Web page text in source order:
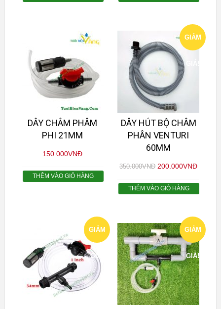
DÂY CHÂM PHÂM
PHI 21MM
150.000VNĐ
THÊM VÀO GIỎ HÀNG
GIẢM
DÂY HÚT BỘ CHÂM
PHÂN VENTURI
60MM
350.000VNĐ 200.000VNĐ
THÊM VÀO GIỎ HÀNG
GIẢM
GIÁ!
GIẢM
GIÁ!